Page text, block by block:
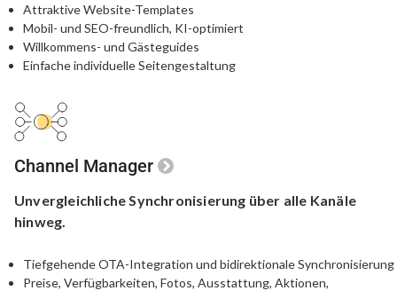
Attraktive Website-Templates
Mobil- und SEO-freundlich, KI-optimiert
Willkommens- und Gästeguides
Einfache individuelle Seitengestaltung
Channel Manager
Unvergleichliche Synchronisierung über alle Kanäle
hinweg.
Tiefgehende OTA-Integration und bidirektionale Synchronisierung
Preise, Verfügbarkeiten, Fotos, Ausstattung, Aktionen,